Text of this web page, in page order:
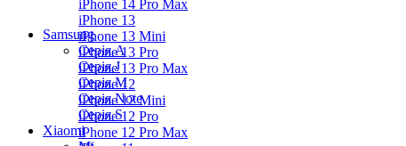
iPhone 14 Pro Max
iPhone 13
iPhone 13 Mini
iPhone 13 Pro
iPhone 13 Pro Max
iPhone 12
iPhone 12 Mini
iPhone 12 Pro
iPhone 12 Pro Max
Samsung
Серія А
Серiя J
Серiя M
Серія Note
Серія S
Xiaomi